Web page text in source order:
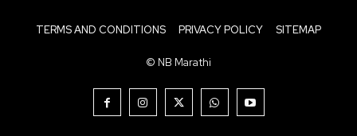
TERMS AND CONDITIONS PRIVACY POLICY SITEMAP
© NB Marathi